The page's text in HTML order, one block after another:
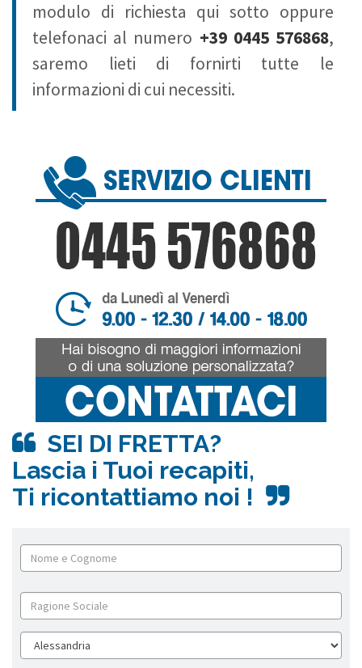
modulo di richiesta qui sotto oppure
telefonaci al numero +39 0445 576868,
saremo lieti di fornirti tutte le
informazioni di cui necessiti.
SEI DI FRETTA?
Lascia i Tuoi recapiti,
Ti ricontattiamo noi !